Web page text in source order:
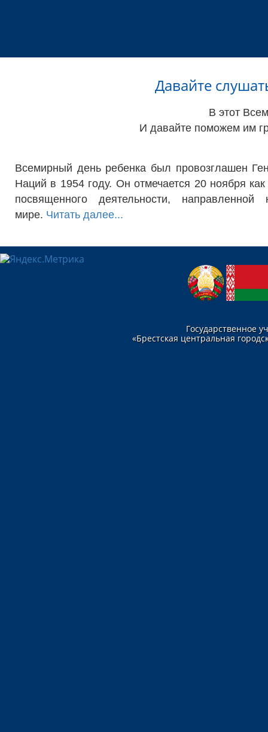
Давайте
В этот
И давайте поможем им
Всемирный день ребенка был провозглашен
Наций в 1954 году. Он отмечается 20 ноября
посвященного деятельности,
мире. Читать далее...
Государственное
«Брестская центральная